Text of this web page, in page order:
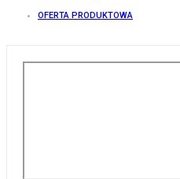
OFERTA PRODUKTOWA